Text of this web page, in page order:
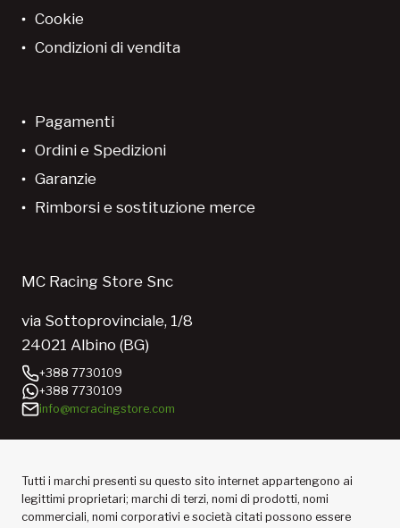
Cookie
Condizioni di vendita
Pagamenti
Ordini e Spedizioni
Garanzie
Rimborsi e sostituzione merce
MC Racing Store Snc
via Sottoprovinciale, 1/8
24021 Albino (BG)
+388 7730109
+388 7730109
info@mcracingstore.com
Tutti i marchi presenti su questo sito internet appartengono ai
legittimi proprietari; marchi di terzi, nomi di prodotti, nomi
commerciali, nomi corporativi e società citati possono essere